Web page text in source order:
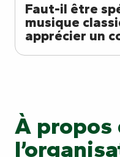
Faut-il être
musique
apprécier un
À propos